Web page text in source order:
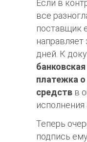
Если в
все
поставщик
направляет
дней. К
платежка
средств в
исполнения
Теперь
подпись